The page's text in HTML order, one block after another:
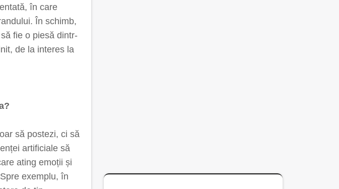
în care
În schimb,
fie o piesă dintr-
de la interes la
să postezi, ci să
artificiale să
ating emoții și
exemplu, în